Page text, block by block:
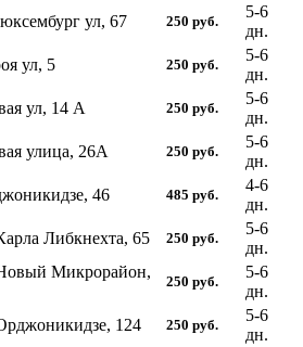
ул, 67 250 руб.
5-6
дн.
ул, 5 250 руб.
5-6
дн.
ул, 14 А 250 руб.
5-6
дн.
улица, 26А 250 руб.
5-6
дн.
46 485 руб.
4-6
дн.
Либкнехта, 65 250 руб.
5-6
дн.
Микрорайон,
250 руб.
5-6
дн.
124 250 руб.
5-6
дн.